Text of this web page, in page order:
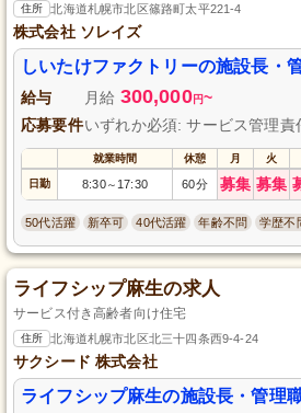
住所 北海道札幌市北区篠路町太平221-4
株式会社 ソレイズ
しいたけファクトリーの施設長・
給与 月給 300,000円~
応募要件いずれか必須: サービス管理責
就業時間 休憩 月 火
日勤 8:30～ 17:30 60分 募集 募集
50代活躍 新卒可 40代活躍 年齢不問 学歴不
ライフシップ麻生の求人
サービス付き高齢者向け住宅
住所 北海道札幌市北区北三十四条西9-4-24
サクシード 株式会社
ライフシップ麻生の施設長・管理